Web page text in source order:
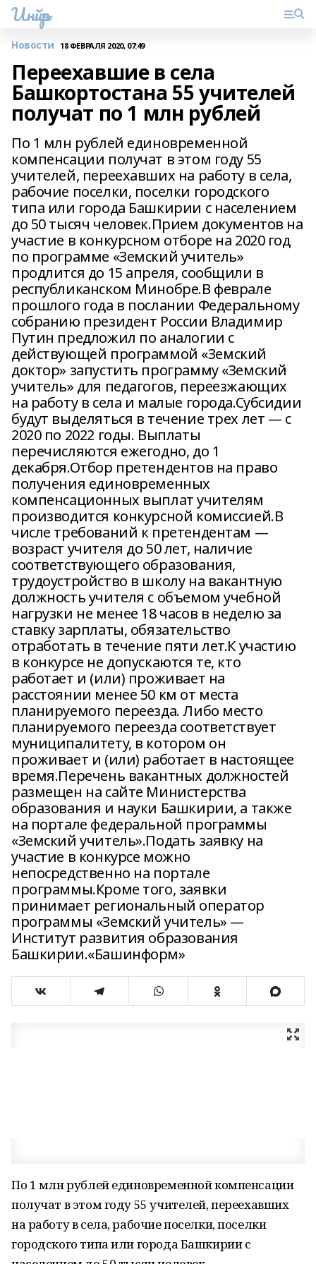
Инйәр
Новости 18 ФЕВРАЛЯ 2020, 07:49
Переехавшие в села
Башкортостана 55 учителей
получат по 1 млн рублей
По 1 млн рублей единовременной
компенсации получат в этом году 55
учителей, переехавших на работу в села,
рабочие поселки, поселки городского
типа или города Башкирии с населением
до 50 тысяч человек.Прием документов на
участие в конкурсном отборе на 2020 год
по программе «Земский учитель»
продлится до 15 апреля, сообщили в
республиканском Минобре.В феврале
прошлого года в послании Федеральному
собранию президент России Владимир
Путин предложил по аналогии с
действующей программой «Земский
доктор» запустить программу «Земский
учитель» для педагогов, переезжающих
на работу в села и малые города.Субсидии
будут выделяться в течение трех лет — с
2020 по 2022 годы. Выплаты
перечисляются ежегодно, до 1
декабря.Отбор претендентов на право
получения единовременных
компенсационных выплат учителям
производится конкурсной комиссией.В
числе требований к претендентам —
возраст учителя до 50 лет, наличие
соответствующего образования,
трудоустройство в школу на вакантную
должность учителя с объемом учебной
нагрузки не менее 18 часов в неделю за
ставку зарплаты, обязательство
отработать в течение пяти лет.К участию
в конкурсе не допускаются те, кто
работает и (или) проживает на
расстоянии менее 50 км от места
планируемого переезда. Либо место
планируемого переезда соответствует
муниципалитету, в котором он
проживает и (или) работает в настоящее
время.Перечень вакантных должностей
размещен на сайте Министерства
образования и науки Башкирии, а также
на портале федеральной программы
«Земский учитель».Подать заявку на
участие в конкурсе можно
непосредственно на портале
программы.Кроме того, заявки
принимает региональный оператор
программы «Земский учитель» —
Институт развития образования
Башкирии.«Башинформ»
По 1 млн рублей единовременной компенсации
получат в этом году 55 учителей, переехавших
на работу в села, рабочие поселки, поселки
городского типа или города Башкирии с